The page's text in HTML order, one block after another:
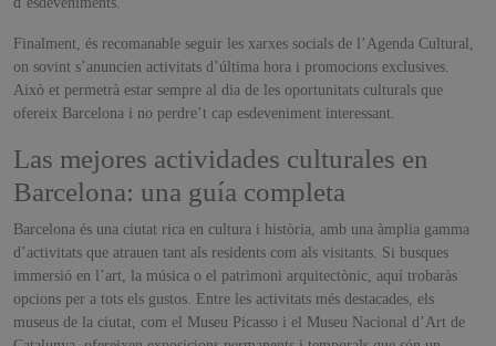
Finalment, és recomanable seguir les xarxes socials de l’Agenda Cultural,
on sovint s’anuncien activitats d’última hora i promocions exclusives.
Això et permetrà estar sempre al dia de les oportunitats culturals que
ofereix Barcelona i no perdre’t cap esdeveniment interessant.
Las mejores actividades culturales en
Barcelona: una guía completa
Barcelona és una ciutat rica en cultura i història, amb una àmplia gamma
d’activitats que atrauen tant als residents com als visitants. Si busques
immersió en l’art, la música o el patrimoni arquitectònic, aquí trobaràs
opcions per a tots els gustos. Entre les activitats més destacades, els
museus de la ciutat, com el Museu Picasso i el Museu Nacional d’Art de